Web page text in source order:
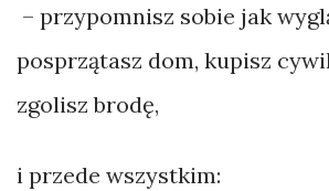
– przypomnisz sobie jak
posprzątasz dom, kupisz
zgolisz brodę,
i przede wszystkim: